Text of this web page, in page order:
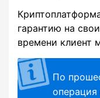
гарантию на
времени клиент
По
операция